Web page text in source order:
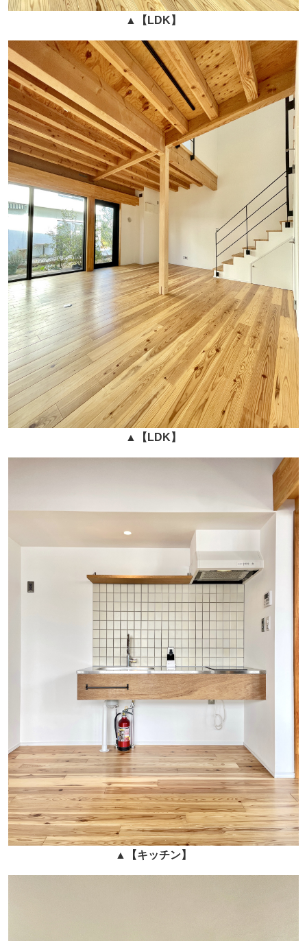
▲ 【LDK】
▲ 【LDK】
▲ 【キッチン】